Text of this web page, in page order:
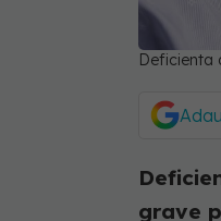
Deficienta
grave